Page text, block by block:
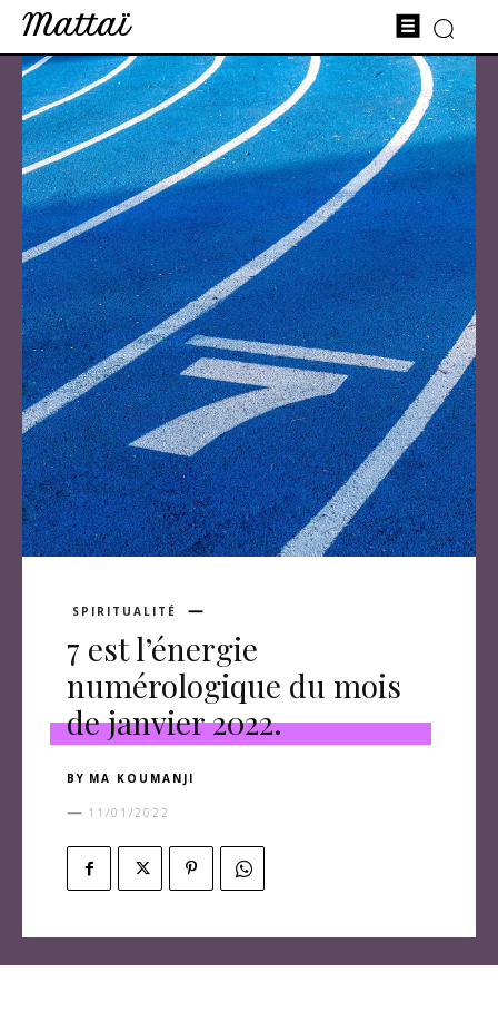
Mattaï
SPIRITUALITÉ
7 est l’énergie
numérologique du mois
de janvier 2022.
BY MA KOUMANJI
11/01/2022